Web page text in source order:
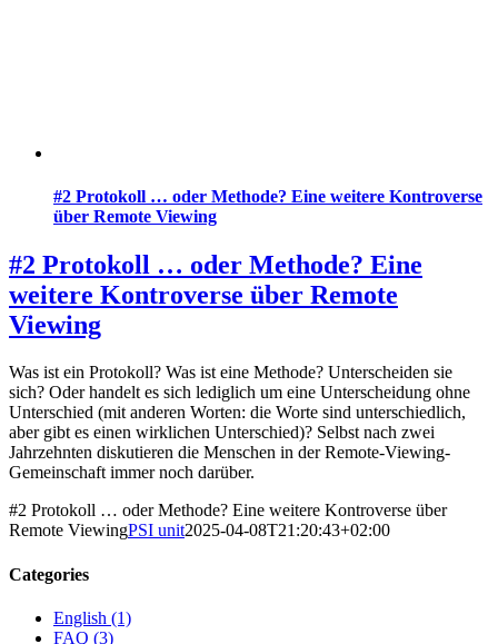
#2 Protokoll … oder Methode? Eine weitere Kontroverse
über Remote Viewing
#2 Protokoll … oder Methode? Eine
weitere Kontroverse über Remote
Viewing
Was ist ein Protokoll? Was ist eine Methode? Unterscheiden sie
sich? Oder handelt es sich lediglich um eine Unterscheidung ohne
Unterschied (mit anderen Worten: die Worte sind unterschiedlich,
aber gibt es einen wirklichen Unterschied)? Selbst nach zwei
Jahrzehnten diskutieren die Menschen in der Remote-Viewing-
Gemeinschaft immer noch darüber.
#2 Protokoll … oder Methode? Eine weitere Kontroverse über
Remote ViewingPSI unit2025-04-08T21:20:43+02:00
Categories
English (1)
FAQ (3)